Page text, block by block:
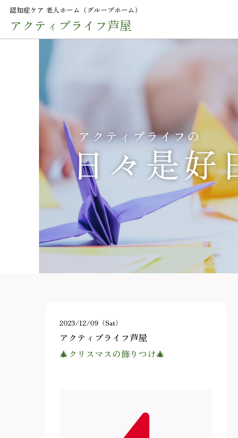
認知症ケア 老人ホーム（グループホーム）
アクティブライフ芦屋
2023/12/09（Sat）
アクティブライフ芦屋
🎄クリスマスの飾りつけ🎄